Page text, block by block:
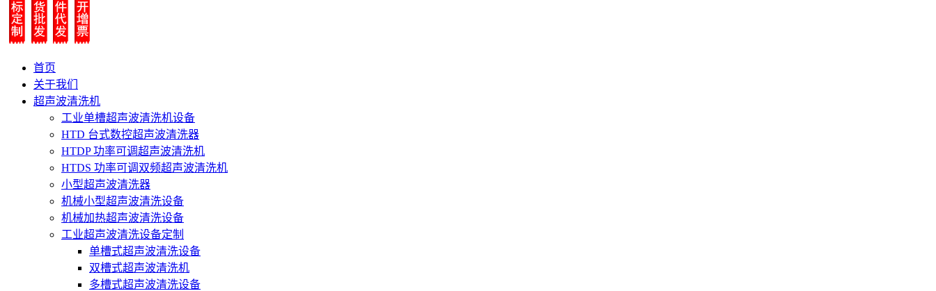
首页
关于我们
超声波清洗机
工业单槽超声波清洗机设备
HTD 台式数控超声波清洗器
HTDP 功率可调超声波清洗机
HTDS 功率可调双频超声波清洗机
小型超声波清洗器
机械小型超声波清洗设备
机械加热超声波清洗设备
工业超声波清洗设备定制
单槽式超声波清洗设备
双槽式超声波清洗机
多槽式超声波清洗设备